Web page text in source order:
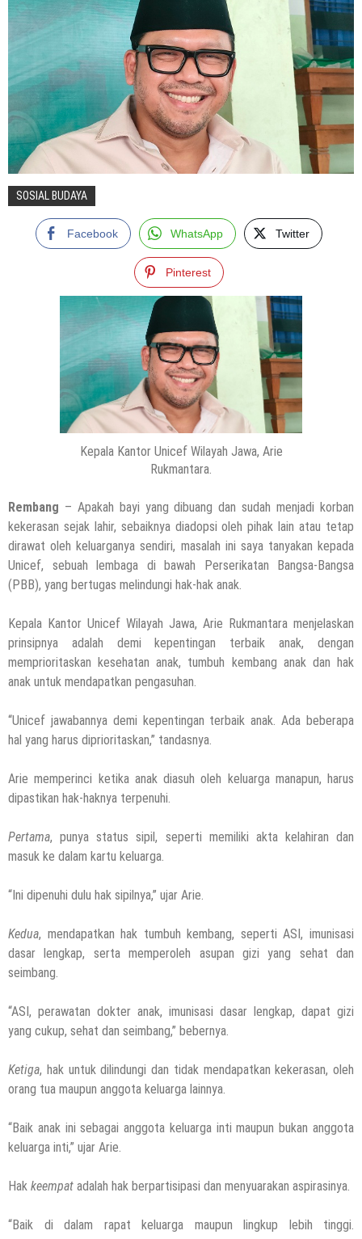
SOSIAL BUDAYA
Facebook WhatsApp Twitter
Pinterest
Kepala Kantor Unicef Wilayah Jawa, Arie
Rukmantara.
Rembang – Apakah bayi yang dibuang dan sudah menjadi korban
kekerasan sejak lahir, sebaiknya diadopsi oleh pihak lain atau tetap
dirawat oleh keluarganya sendiri, masalah ini saya tanyakan kepada
Unicef, sebuah lembaga di bawah Perserikatan Bangsa-Bangsa
(PBB), yang bertugas melindungi hak-hak anak.
Kepala Kantor Unicef Wilayah Jawa, Arie Rukmantara menjelaskan
prinsipnya adalah demi kepentingan terbaik anak, dengan
memprioritaskan kesehatan anak, tumbuh kembang anak dan hak
anak untuk mendapatkan pengasuhan.
“Unicef jawabannya demi kepentingan terbaik anak. Ada beberapa
hal yang harus diprioritaskan,” tandasnya.
Arie memperinci ketika anak diasuh oleh keluarga manapun, harus
dipastikan hak-haknya terpenuhi.
Pertama, punya status sipil, seperti memiliki akta kelahiran dan
masuk ke dalam kartu keluarga.
“Ini dipenuhi dulu hak sipilnya,” ujar Arie.
Kedua, mendapatkan hak tumbuh kembang, seperti ASI, imunisasi
dasar lengkap, serta memperoleh asupan gizi yang sehat dan
seimbang.
“ASI, perawatan dokter anak, imunisasi dasar lengkap, dapat gizi
yang cukup, sehat dan seimbang,” bebernya.
Ketiga, hak untuk dilindungi dan tidak mendapatkan kekerasan, oleh
orang tua maupun anggota keluarga lainnya.
“Baik anak ini sebagai anggota keluarga inti maupun bukan anggota
keluarga inti,” ujar Arie.
Hak keempat adalah hak berpartisipasi dan menyuarakan aspirasinya.
“Baik di dalam rapat keluarga maupun lingkup lebih tinggi.